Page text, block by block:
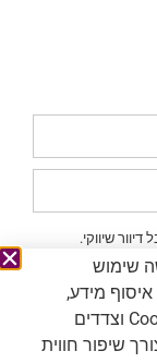
שיווקי.
שימוש
איסוף מידע,
לרבות Cookies וצדדים
שיפור חווית